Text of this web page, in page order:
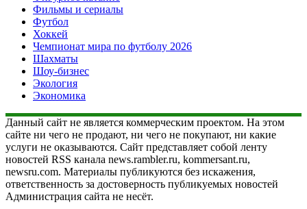
Фильмы и сериалы
Футбол
Хоккей
Чемпионат мира по футболу 2026
Шахматы
Шоу-бизнес
Экология
Экономика
Данный сайт не является коммерческим проектом. На этом
сайте ни чего не продают, ни чего не покупают, ни какие
услуги не оказываются. Сайт представляет собой ленту
новостей RSS канала news.rambler.ru, kommersant.ru,
newsru.com. Материалы публикуются без искажения,
ответственность за достоверность публикуемых новостей
Администрация сайта не несёт.